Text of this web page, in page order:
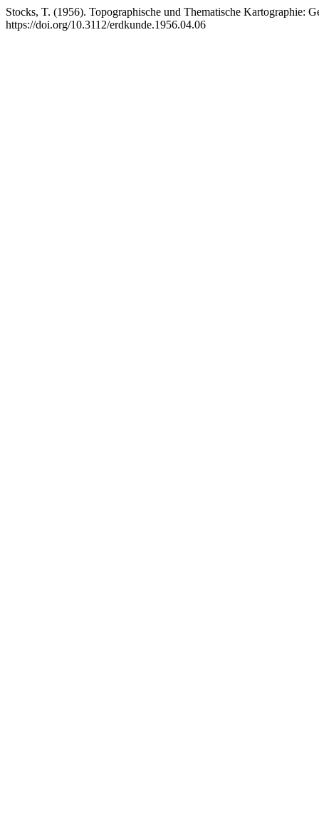
Stocks, T. (1956). Topographische und Thematische Kartographie:
https://doi.org/10.3112/erdkunde.1956.04.06